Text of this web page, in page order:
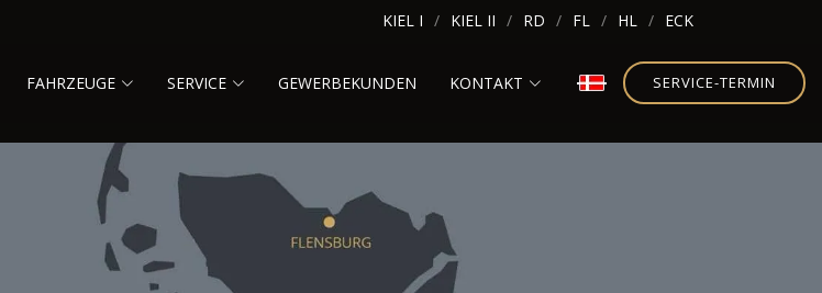
KIEL I KIEL II RD FL HL ECK
FAHRZEUGE SERVICE GEWERBEKUNDEN KONTAKT SERVICE-TERMIN